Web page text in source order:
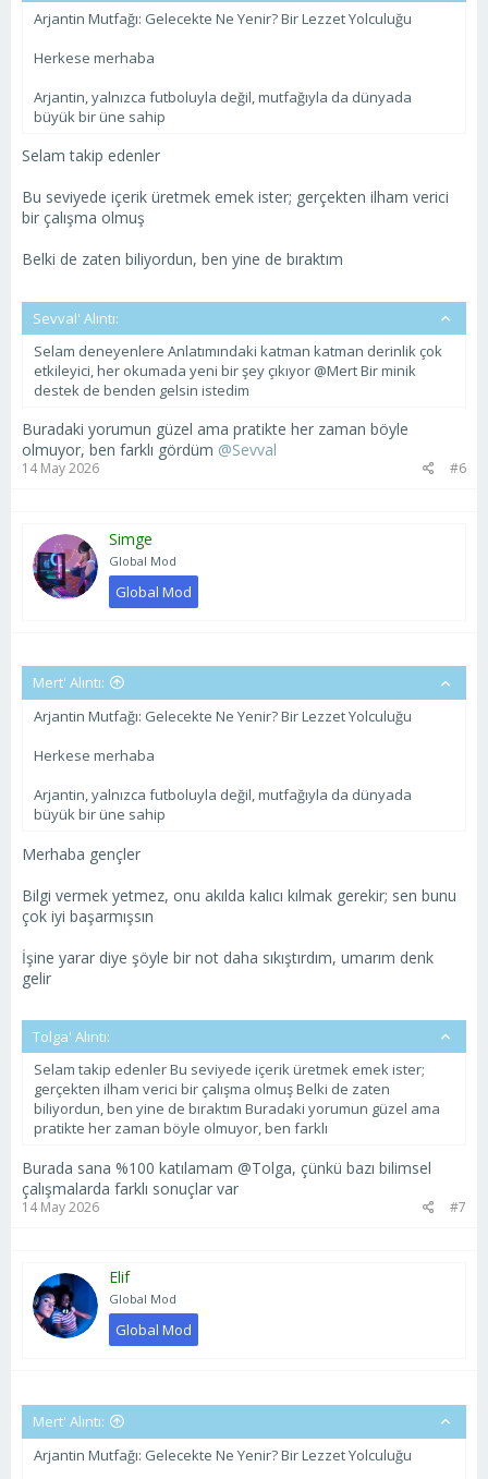
Arjantin Mutfağı: Gelecekte Ne Yenir? Bir Lezzet Yolculuğu
Herkese merhaba
Arjantin, yalnızca futboluyla değil, mutfağıyla da dünyada
büyük bir üne sahip
Selam takip edenler
Bu seviyede içerik üretmek emek ister; gerçekten ilham verici
bir çalışma olmuş
Belki de zaten biliyordun, ben yine de bıraktım
Sevval' Alıntı:
Selam deneyenlere Anlatımındaki katman katman derinlik çok
etkileyici, her okumada yeni bir şey çıkıyor @Mert Bir minik
destek de benden gelsin istedim
Buradaki yorumun güzel ama pratikte her zaman böyle
olmuyor, ben farklı gördüm @Sevval
14 May 2026 #6
Simge
Global Mod
Global Mod
Mert' Alıntı:
Arjantin Mutfağı: Gelecekte Ne Yenir? Bir Lezzet Yolculuğu
Herkese merhaba
Arjantin, yalnızca futboluyla değil, mutfağıyla da dünyada
büyük bir üne sahip
Merhaba gençler
Bilgi vermek yetmez, onu akılda kalıcı kılmak gerekir; sen bunu
çok iyi başarmışsın
İşine yarar diye şöyle bir not daha sıkıştırdım, umarım denk
gelir
Tolga' Alıntı:
Selam takip edenler Bu seviyede içerik üretmek emek ister;
gerçekten ilham verici bir çalışma olmuş Belki de zaten
biliyordun, ben yine de bıraktım Buradaki yorumun güzel ama
pratikte her zaman böyle olmuyor, ben farklı
Burada sana %100 katılamam @Tolga, çünkü bazı bilimsel
çalışmalarda farklı sonuçlar var
14 May 2026 #7
Elif
Global Mod
Global Mod
Mert' Alıntı:
Arjantin Mutfağı: Gelecekte Ne Yenir? Bir Lezzet Yolculuğu